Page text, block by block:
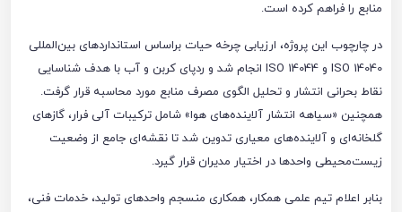
منابع را فراهم کرده است.
در چارچوب این پروژه، ارزیابی چرخه حیات براساس استانداردهای بین‌المللی
ISO 14040 و ISO 14044 انجام شد و ردپای کربن و آب با هدف شناسایی
نقاط بحرانی انتشار و تحلیل الگوی مصرف منابع مورد محاسبه قرار گرفت.
همچنین «سیاهه انتشار آلاینده‌های هوا» شامل ترکیبات آلی فرار، گازهای
گلخانه‌ای و آلاینده‌های معیاری تدوین شد تا نقشه‌ای جامع از وضعیت
زیست‌محیطی واحدها در اختیار مدیران قرار گیرد.
بنابر اعلام تیم علمی همکار، همکاری منسجم واحدهای تولید، خدمات فنی،